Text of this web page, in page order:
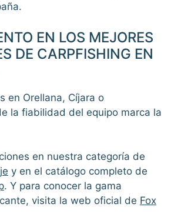
EN LOS MEJORES
DE CARPFISHING EN
en Orellana, Cíjara o
la fiabilidad del equipo marca la
en nuestra categoría de
y en el catálogo completo de
. Y para conocer la gama
visita la web oficial de Fox